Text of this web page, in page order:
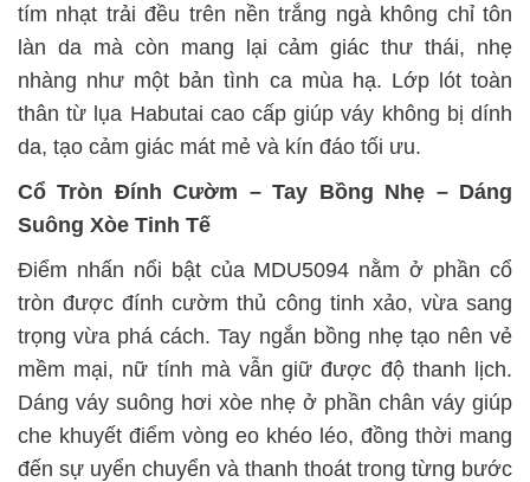
tím nhạt trải đều trên nền trắng ngà không chỉ tôn
làn da mà còn mang lại cảm giác thư thái, nhẹ
nhàng như một bản tình ca mùa hạ. Lớp lót toàn
thân từ lụa Habutai cao cấp giúp váy không bị dính
da, tạo cảm giác mát mẻ và kín đáo tối ưu.
Cổ Tròn Đính Cườm – Tay Bồng Nhẹ – Dáng
Suông Xòe Tinh Tế
Điểm nhấn nổi bật của MDU5094 nằm ở phần cổ
tròn được đính cườm thủ công tinh xảo, vừa sang
trọng vừa phá cách. Tay ngắn bồng nhẹ tạo nên vẻ
mềm mại, nữ tính mà vẫn giữ được độ thanh lịch.
Dáng váy suông hơi xòe nhẹ ở phần chân váy giúp
che khuyết điểm vòng eo khéo léo, đồng thời mang
đến sự uyển chuyển và thanh thoát trong từng bước